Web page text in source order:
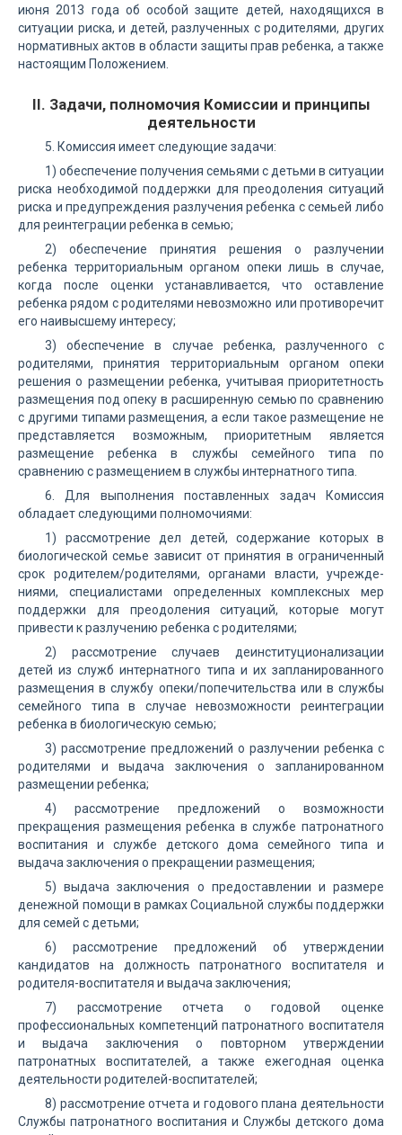
июня 2013 года об особой защите детей, находящихся в
ситуации риска, и детей, разлученных с родителями, других
нормативных актов в области защиты прав ребенка, а также
настоящим Положением.
II. Задачи, полномочия Комиссии и принципы
деятельности
5. Комиссия имеет следующие задачи:
1) обеспечение получения семьями с детьми в ситуации
риска необходимой поддержки для преодоления ситуаций
риска и предупреждения разлучения ребенка с семьей либо
для реинтеграции ребенка в семью;
2) обеспечение принятия решения о разлучении
ребенка территориальным органом опеки лишь в случае,
когда после оценки устанавливается, что оставление
ребенка рядом с родителями невозможно или противоречит
его наивысшему интересу;
3) обеспечение в случае ребенка, разлученного с
родителями, принятия территориальным органом опеки
решения о размещении ребенка, учитывая приоритетность
размещения под опеку в расширенную семью по сравнению
с другими типами размещения, а если такое размещение не
представляется возможным, приоритетным является
размещение ребенка в службы семейного типа по
сравнению с размещением в службы интернатного типа.
6. Для выполнения поставленных задач Комиссия
обладает следующими полномочиями:
1) рассмотрение дел детей, содержание которых в
биологической семье зависит от принятия в ограниченный
срок родителем/родителями, органами власти, учрежде-
ниями, специалистами определенных комплексных мер
поддержки для преодоления ситуаций, которые могут
привести к разлучению ребенка с родителями;
2) рассмотрение случаев деинституционализации
детей из служб интернатного типа и их запланированного
размещения в службу опеки/попечительства или в службы
семейного типа в случае невозможности реинтеграции
ребенка в биологическую семью;
3) рассмотрение предложений о разлучении ребенка с
родителями и выдача заключения о запланированном
размещении ребенка;
4) рассмотрение предложений о возможности
прекращения размещения ребенка в службе патронатного
воспитания и службе детского дома семейного типа и
выдача заключения о прекращении размещения;
5) выдача заключения о предоставлении и размере
денежной помощи в рамках Социальной службы поддержки
для семей с детьми;
6) рассмотрение предложений об утверждении
кандидатов на должность патронатного воспитателя и
родителя-воспитателя и выдача заключения;
7) рассмотрение отчета о годовой оценке
профессиональных компетенций патронатного воспитателя
и выдача заключения о повторном утверждении
патронатных воспитателей, а также ежегодная оценка
деятельности родителей-воспитателей;
8) рассмотрение отчета и годового плана деятельности
Службы патронатного воспитания и Службы детского дома